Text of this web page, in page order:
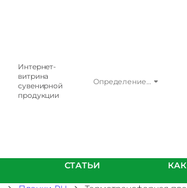
Интернет-
витрина
сувенирной
продукции
Определение…
СТАТЬИ